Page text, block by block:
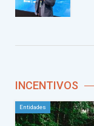
INCENTIVOS
Entidades